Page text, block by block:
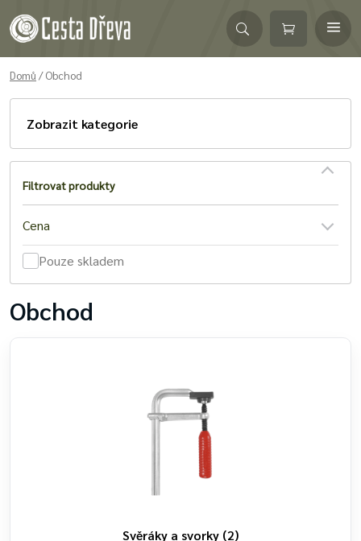
Domů / Obchod
Zobrazit kategorie
Filtrovat produkty
Cena
Pouze skladem
Obchod
Svěráky a svorky (2)